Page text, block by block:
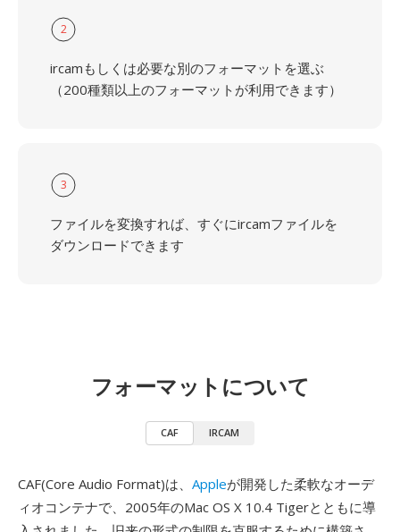
2
ircamもしくは必要な別のフォーマットを選ぶ
（200種類以上のフォーマットが利用できます）
3
ファイルを変換すれば、すぐにircamファイルを
ダウンロードできます
フォーマットについて
CAF IRCAM
CAF(Core Audio Format)は、 Appleが開発した柔軟なオーデ
ィオコンテナで、2005年のMac OS X 10.4 Tigerとともに導